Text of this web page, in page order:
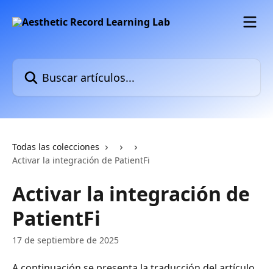
Buscar artículos...
Todas las colecciones
Activar la integración de PatientFi
Activar la integración de
PatientFi
17 de septiembre de 2025